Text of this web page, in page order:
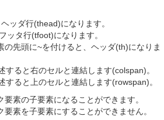
ッダ行(thead)になります。
ッタ行(tfoot)になります。
の先頭に~を付けると、ヘッダ(th)になりま
すると右のセルと連結します(colspan)。
すると上のセルと連結します(rowspan)。
素の子要素になることができます。
素を子要素にすることができません。